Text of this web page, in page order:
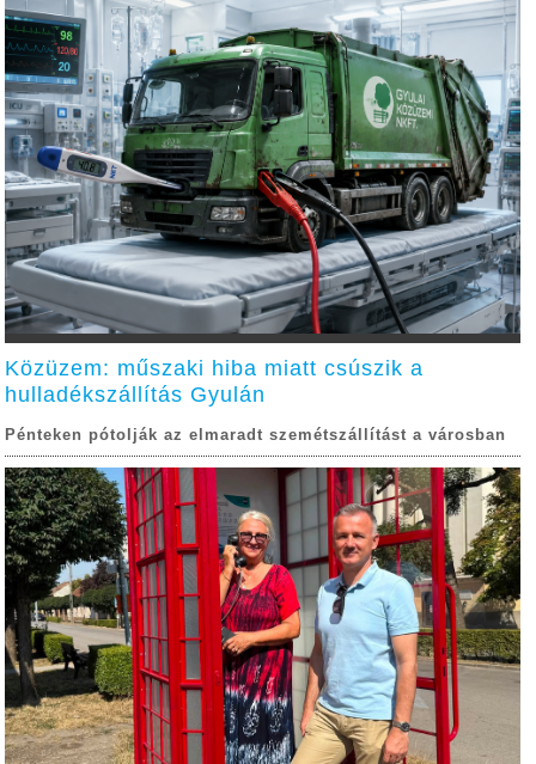
Közüzem: műszaki hiba miatt csúszik a
hulladékszállítás Gyulán
Pénteken pótolják az elmaradt szemétszállítást a városban